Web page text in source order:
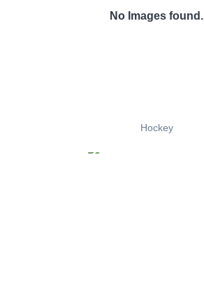
No Images found.
Hockey